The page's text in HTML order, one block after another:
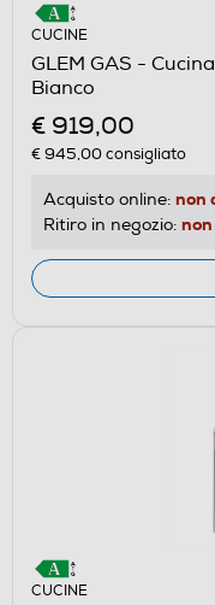
CUCINE
GLEM GAS -
Bianco
€ 919,00
€ 945,00consigliato
Acquisto online: non
Ritiro in negozio:
CUCINE